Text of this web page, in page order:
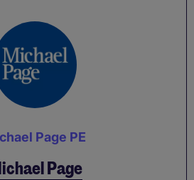
Page PE
Page